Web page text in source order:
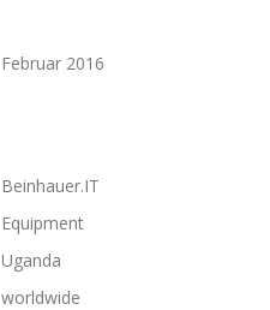
Februar 2016
Beinhauer.IT
Equipment
Uganda
worldwide